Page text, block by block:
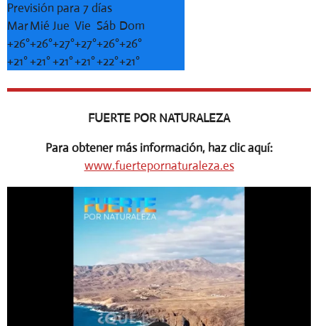
Previsión para 7 días
MarMié Jue Vie Sáb Dom
+26°+26°+27°+27°+26°+26°
+21°+21°+21°+21°+22°+21°
FUERTE POR NATURALEZA
Para obtener más información, haz clic aquí:
www.fuertepornaturaleza.es